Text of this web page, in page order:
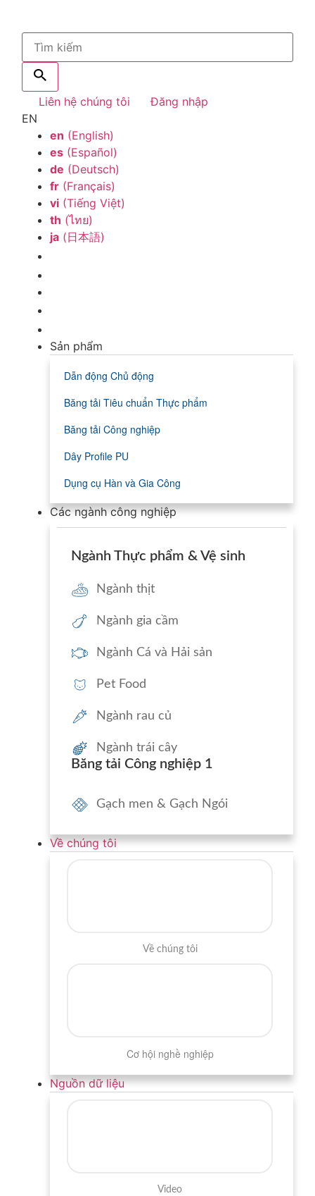
Liên hệ chúng tôi
Đăng nhập
EN
en (English)
es (Español)
de (Deutsch)
fr (Français)
vi (Tiếng Việt)
th (ไทย)
ja (日本語)
Sản phẩm
Dẫn động Chủ động
Băng tải Tiêu chuẩn Thực phẩm
Băng tải Công nghiệp
Dây Profile PU
Dụng cụ Hàn và Gia Công
Các ngành công nghiệp
Ngành Thực phẩm & Vệ sinh
Ngành thịt
Ngành gia cầm
Ngành Cá và Hải sản
Pet Food
Ngành rau củ
Ngành trái cây
Băng tải Công nghiệp 1
Gạch men & Gạch Ngói
Về chúng tôi
Về chúng tôi
Cơ hội nghề nghiệp
Nguồn dữ liệu
Video